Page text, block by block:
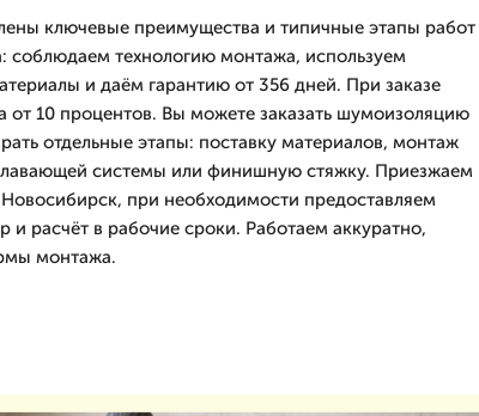
ключевые преимущества и типичные этапы работ
соблюдаем технологию монтажа, используем
и даём гарантию от 356 дней. При заказе
от 10 процентов. Вы можете заказать шумоизоляцию
отдельные этапы: поставку материалов, монтаж
системы или финишную стяжку. Приезжаем
при необходимости предоставляем
и расчёт в рабочие сроки. Работаем аккуратно,
монтажа.